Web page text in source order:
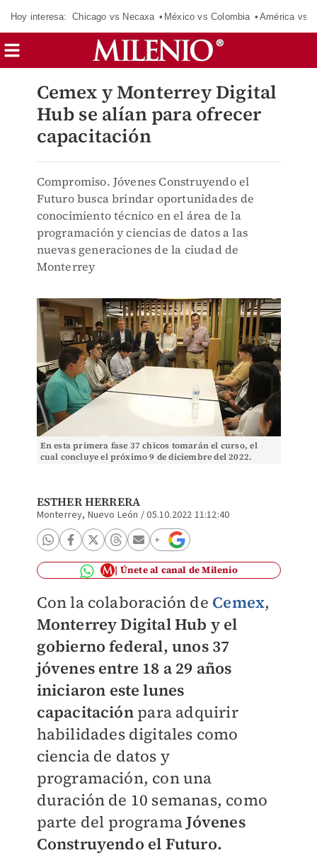
Hoy interesa: Chicago vs Necaxa México vs Colombia América vs
Cemex y Monterrey Digital
Hub se alían para ofrecer
capacitación
Compromiso. Jóvenes Construyendo el
Futuro busca brindar oportunidades de
conocimiento técnico en el área de la
programación y ciencias de datos a las
nuevas generaciones de la ciudad de
Monterrey
En esta primera fase 37 chicos tomarán el curso, el
cual concluye el próximo 9 de diciembre del 2022.
ESTHER HERRERA
Monterrey, Nuevo León /05.10.2022 11:12:40
Únete al canal de Milenio
Con la colaboración de Cemex,
Monterrey Digital Hub y el
gobierno federal, unos 37
jóvenes entre 18 a 29 años
iniciaron este lunes
capacitaciónpara adquirir
habilidades digitales como
ciencia de datos y
programación, con una
duración de 10 semanas, como
parte del programaJóvenes
Construyendo el Futuro.